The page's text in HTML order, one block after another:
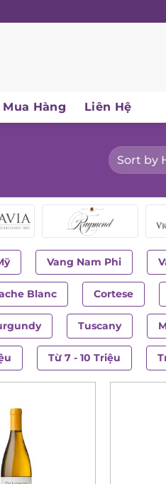
Mua Hàng Liên Hệ
Vang Nam Phi
Blanc Cortese
Tuscany
Từ 7 - 10 Triệu